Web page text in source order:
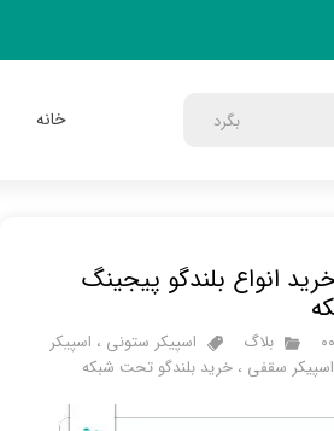
خانه بگرد
انواع بلندگو پیجینگ
بلاگ اسپیکر ستونی ، اسپیکر
اسپیکر سقفی ،خرید بلندگو تحت شبکه